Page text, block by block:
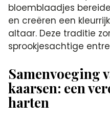
bloemblaadjes
en creëren een
altaar.​ Deze traditie
sprookjesachtige
Samenvoeging
kaarsen: een
harten